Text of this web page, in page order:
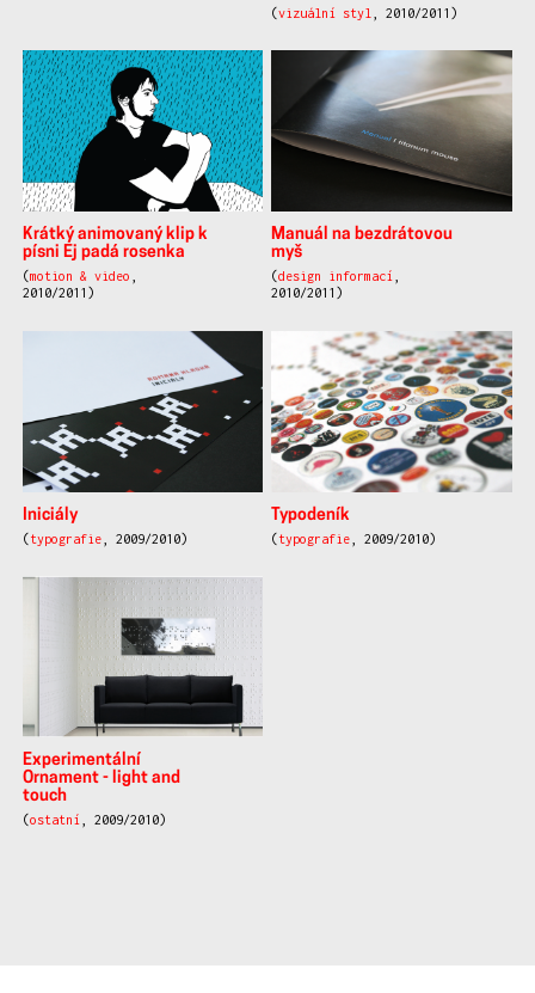
(vizuální styl , 2010/2011)
Krátký animovaný klip k
písni Ej padá rosenka
(motion & video
2010/2011)
Manuál na bezdrátovou
myš
(design informací
2010/2011)
Iniciály
(typografie, 2009/2010)
Typodeník
(typografie , 2009/2010)
Experimentální
Ornament - light and
touch
(ostatní , 2009/2010)